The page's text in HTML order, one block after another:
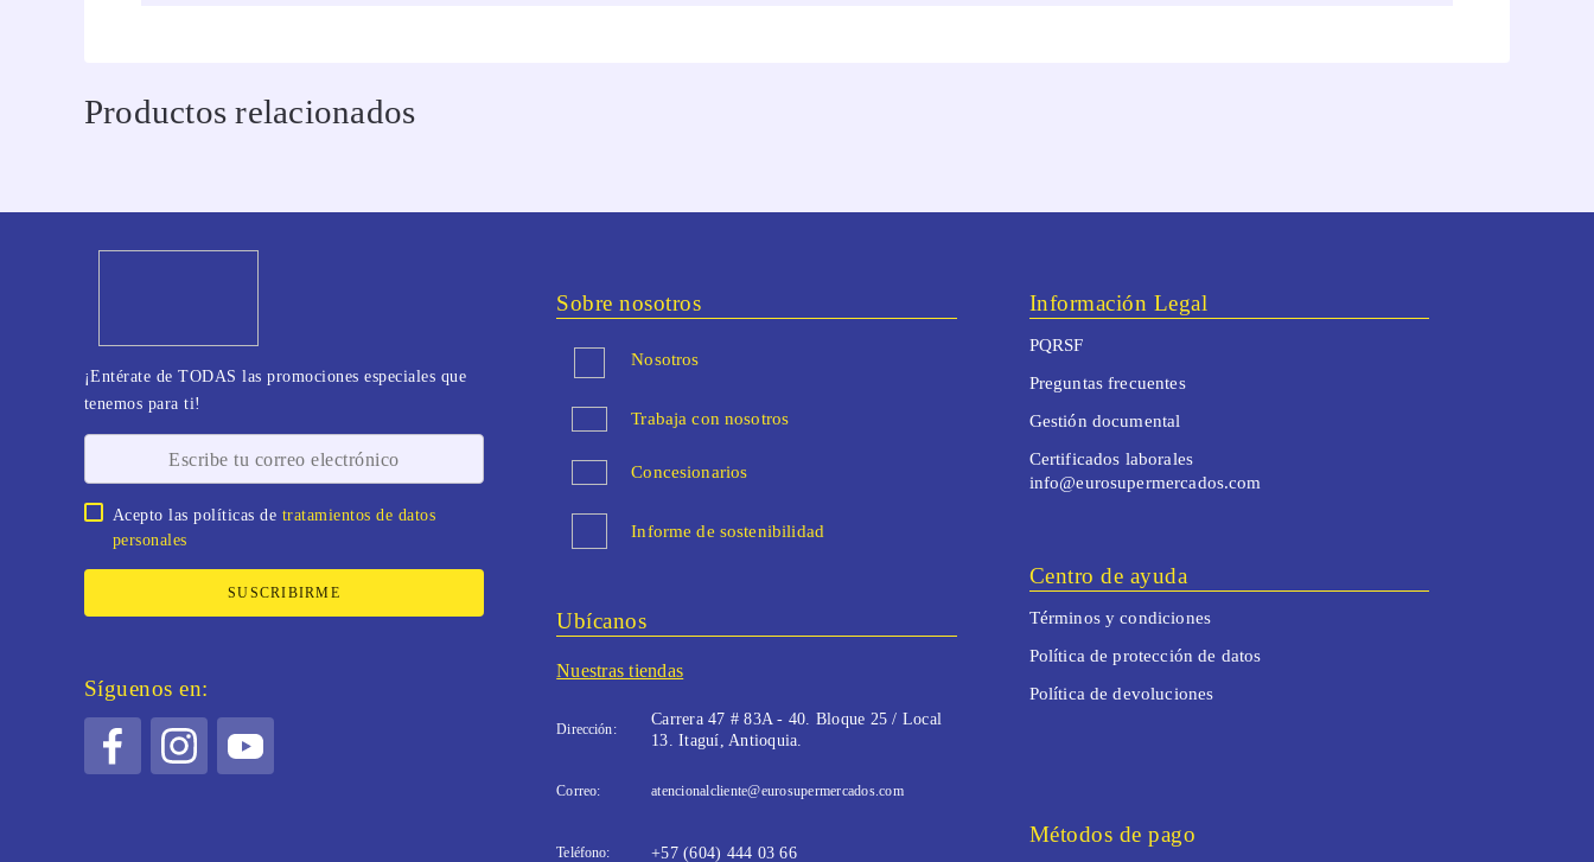
Productos relacionados
¡Entérate de TODAS las promociones especiales que
tenemos para ti!
Acepto las políticas de tratamientos de datos
personales
SUSCRIBIRME
Síguenos en:
Sobre nosotros
Nosotros
Trabaja con nosotros
Concesionarios
Informe de sostenibilidad
Ubícanos
Nuestras tiendas
Dirección:
Carrera 47 # 83A - 40. Bloque 25 / Local
13. Itaguí, Antioquia.
Correo: atencionalcliente@eurosupermercados.com
Teléfono: +57 (604) 444 03 66
Información Legal
PQRSF
Preguntas frecuentes
Gestión documental
Certificados laborales
info@eurosupermercados.com
Centro de ayuda
Términos y condiciones
Política de protección de datos
Política de devoluciones
Métodos de pago